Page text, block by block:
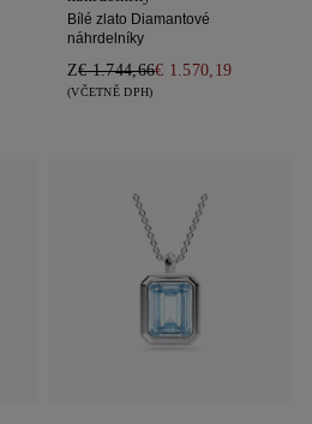
Bílé zlato Diamantové
náhrdelníky
Z€ 1.744,66€ 1.570,19
(VČETNĚ DPH)